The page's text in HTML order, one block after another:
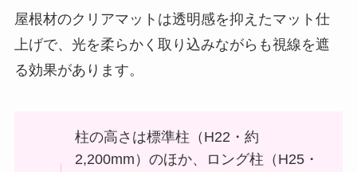
屋根材のクリアマットは透明感を抑えたマット仕
上げで、光を柔らかく取り込みながらも視線を遮
る効果があります。
柱の高さは標準柱（H22・約
2,200mm）のほか、ロング柱（H25・